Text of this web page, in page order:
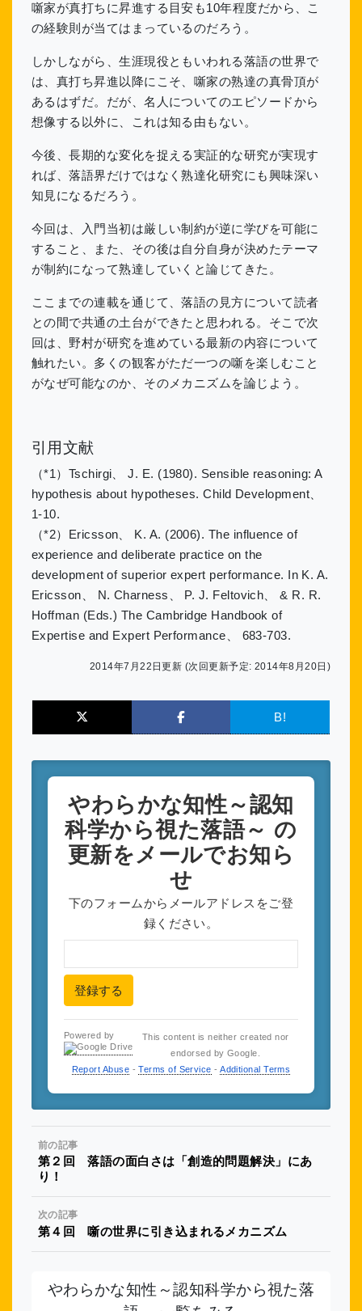
噺家が真打ちに昇進する目安も10年程度だから、こ
の経験則が当てはまっているのだろう。
しかしながら、生涯現役ともいわれる落語の世界で
は、真打ち昇進以降にこそ、噺家の熟達の真骨頂が
あるはずだ。だが、名人についてのエピソードから
想像する以外に、これは知る由もない。
今後、長期的な変化を捉える実証的な研究が実現す
れば、落語界だけではなく熟達化研究にも興味深い
知見になるだろう。
今回は、入門当初は厳しい制約が逆に学びを可能に
すること、また、その後は自分自身が決めたテーマ
が制約になって熟達していくと論じてきた。
ここまでの連載を通じて、落語の見方について読者
との間で共通の土台ができたと思われる。そこで次
回は、野村が研究を進めている最新の内容について
触れたい。多くの観客がただ一つの噺を楽しむこと
がなぜ可能なのか、そのメカニズムを論じよう。
引用文献
（*1）Tschirgi、 J. E. (1980). Sensible reasoning: A
hypothesis about hypotheses. Child Development、
1-10.
（*2）Ericsson、 K. A. (2006). The influence of
experience and deliberate practice on the
development of superior expert performance. In K. A.
Ericsson、 N. Charness、 P. J. Feltovich、 & R. R.
Hoffman (Eds.) The Cambridge Handbook of
Expertise and Expert Performance、 683-703.
2014年7月22日更新 (次回更新予定: 2014年8月20日)
B!
やわらかな知性～認知
科学から視た落語～ の
更新をメールでお知ら
せ
下のフォームからメールアドレスをご登
録ください。
登録する
Powered by
This content is neither created nor
endorsed by Google.
Report Abuse -Terms of Service -Additional Terms
前の記事
第２回 落語の面白さは「創造的問題解決」にあ
り！
次の記事
第４回 噺の世界に引き込まれるメカニズム
やわらかな知性～認知科学から視た落